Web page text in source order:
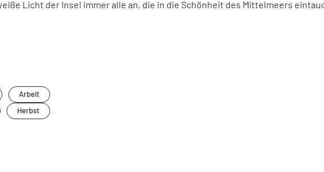
Licht der Insel immer alle an, die in die Schönheit des Mittelmeers
Arbeit
Herbst